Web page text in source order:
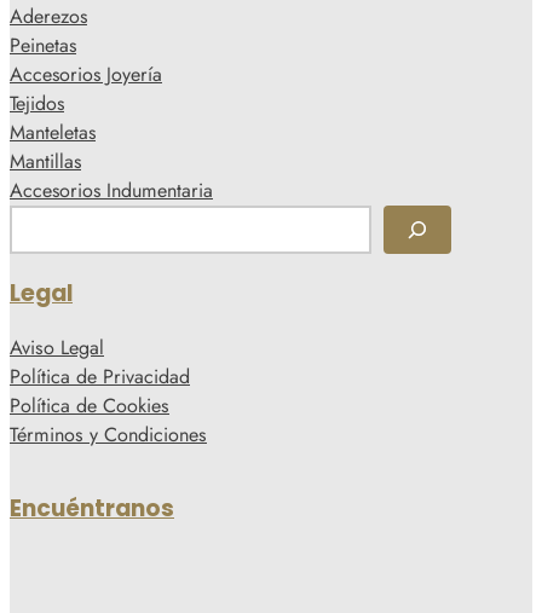
Aderezos
Peinetas
Accesorios Joyería
Tejidos
Manteletas
Mantillas
Accesorios Indumentaria
u
c
a
r
Legal
Aviso Legal
Política de Privacidad
Política de Cookies
Términos y Condiciones
Encuéntranos